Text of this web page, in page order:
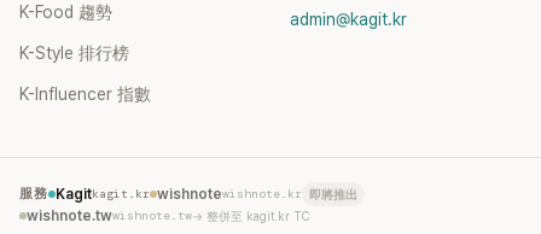
K-Food 趨勢
K-Style 排行榜
K-Influencer 指數
admin@kagit.kr
服務 Kagitkagit.kr wishnotewishnote.kr 即將推出
wishnote.twwishnote.tw→ 整併至 kagit.kr TC